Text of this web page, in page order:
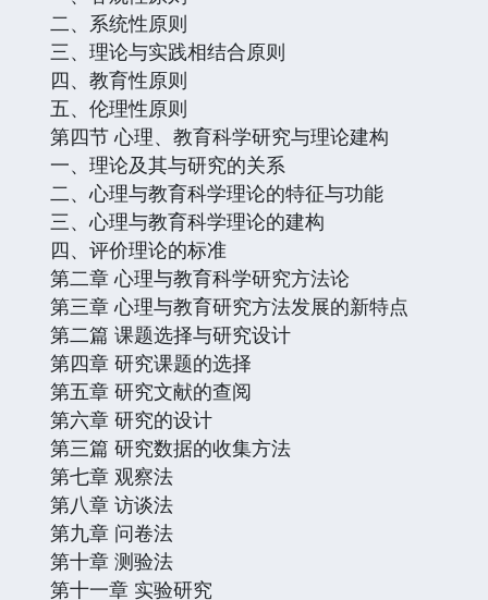
二、系统性原则
三、理论与实践相结合原则
四、教育性原则
五、伦理性原则
第四节 心理、教育科学研究与理论建构
一、理论及其与研究的关系
二、心理与教育科学理论的特征与功能
三、心理与教育科学理论的建构
四、评价理论的标准
第二章 心理与教育科学研究方法论
第三章 心理与教育研究方法发展的新特点
第二篇 课题选择与研究设计
第四章 研究课题的选择
第五章 研究文献的查阅
第六章 研究的设计
第三篇 研究数据的收集方法
第七章 观察法
第八章 访谈法
第九章 问卷法
第十章 测验法
第十一章 实验研究